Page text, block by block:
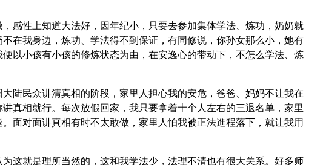
感性上知道大法好，因年纪小，只要去参加集体学法、炼功，奶奶就
在我身边，炼功、学法得不到保证，有同修说，你孙女那么小，她有
以小孩有小孩的修炼状态为由，在安逸心的带动下，不怎么学法、炼
陆民众讲清真相的阶段，家里人担心我的安危，爸爸、妈妈不让我在
真相就行。每次放假回家，我只要拿着十个人左右的三退名单，家里
面对面讲真相有时不太敢做，家里人怕我被正法進程落下，就让我用
这就是理所当然的，这和我学法少，法理不清也有很大关系。好多师